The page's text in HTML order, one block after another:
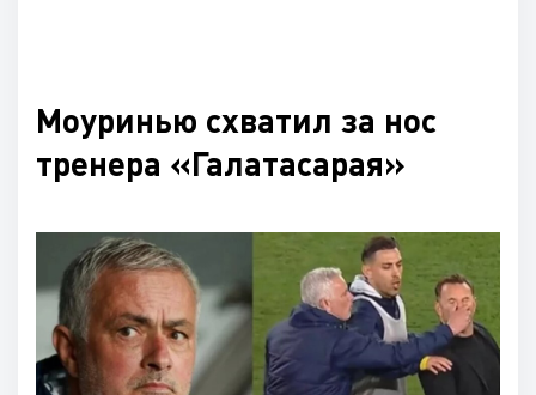
Моуринью схватил за нос
тренера «Галатасарая»